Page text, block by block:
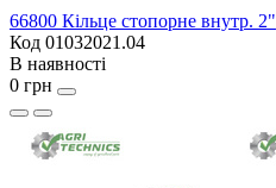
66800 Кільце стопорне внутр. 2"
Код 01032021.04
В наявності
0 грн